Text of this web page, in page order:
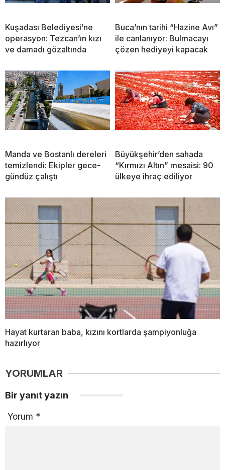
Kuşadası Belediyesi’ne
operasyon: Tezcan’ın kızı
ve damadı gözaltında
Buca’nın tarihi “Hazine Avı”
ile canlanıyor: Bulmacayı
çözen hediyeyi kapacak
Manda ve Bostanlı dereleri
temizlendi: Ekipler gece-
gündüz çalıştı
Büyükşehir’den sahada
“Kırmızı Altın” mesaisi: 90
ülkeye ihraç ediliyor
Hayat kurtaran baba, kızını kortlarda şampiyonluğa
hazırlıyor
YORUMLAR
Bir yanıt yazın
Yorum *